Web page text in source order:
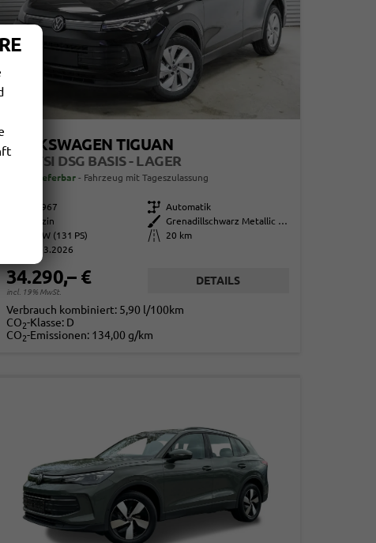
VOLKSWAGEN TIGUAN
1,5 ETSI DSG BASIS - LAGER
sofort lieferbar Fahrzeug mit Tageszulassung
863967 Getriebe Automatik
Benzin Außenfarbe
Grenadillschwarz Metallic (0E)
96 kW (131 PS) Kilometerstand
20 km
01.03.2026
34.290,– €
incl. 19% MwSt.
DETAILS
Verbrauch kombiniert: 5,90 l/100km
CO2-Klasse: D
CO2-Emissionen: 134,00 g/km